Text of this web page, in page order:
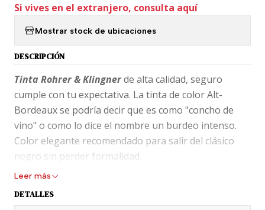
Si vives en el extranjero, consulta aquí
Mostrar stock de ubicaciones
DESCRIPCIÓN
Tinta Rohrer & Klingnerde alta calidad, seguro
cumple con tu expectativa. La tinta de color Alt-
Bordeaux se podría decir que es como "concho de
vino" o como lo dice el nombre un burdeo intenso.
Color elegante recomendado para salir del clásico
negro sin perder formalidad.
La tinta viene protegida en una botella de vidrio
como las de jarabe de vidrio café para que la acción
Leer más
DETALLES